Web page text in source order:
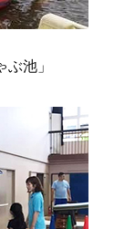
池」